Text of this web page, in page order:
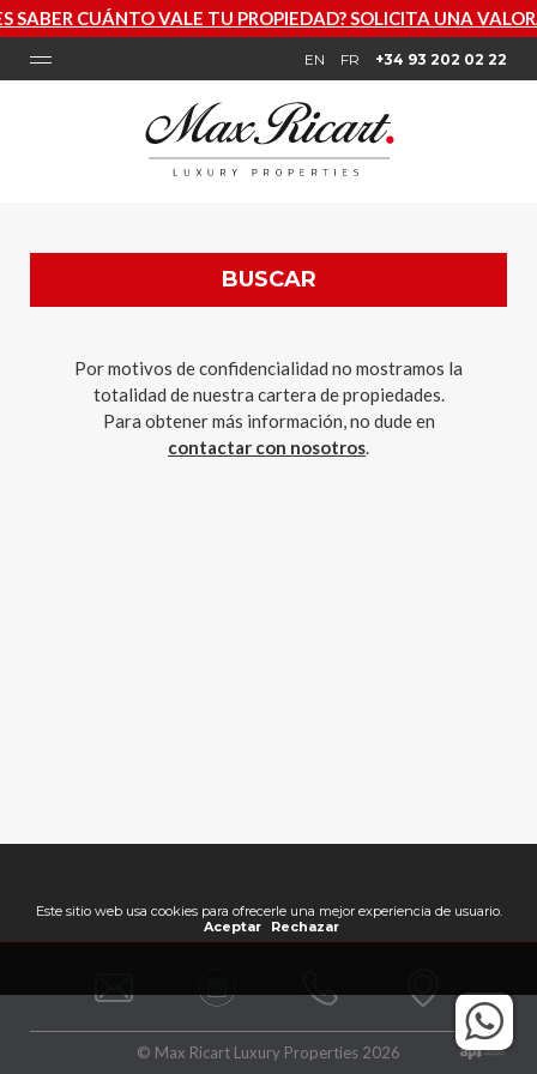
SABER CUÁNTO VALE TU PROPIEDAD? SOLICITA UNA
EN FR +34 93 202 02 22
BUSCAR
Por motivos de confidencialidad no mostramos la
totalidad de nuestra cartera de propiedades.
Para obtener más información, no dude en
contactar con nosotros.
© Max Ricart Luxury Properties 2026
Este sitio web usa cookies para ofrecerle una mejor experiencia de usuario.
Aceptar
Rechazar